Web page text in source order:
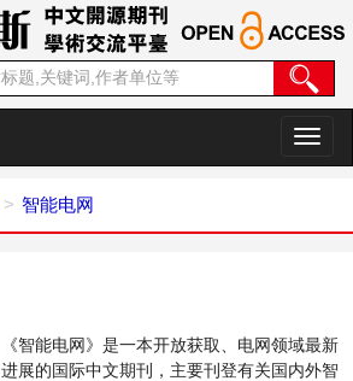
切
换
智能电网
《智能电网》是一本开放获取、电网领域最新
进展的国际中文期刊，主要刊登有关国内外智